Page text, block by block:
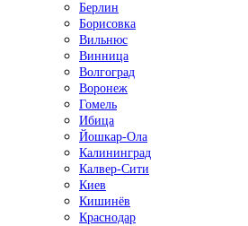
Берлин
Борисовка
Вильнюс
Винница
Волгоград
Воронеж
Гомель
Ибица
Йошкар-Ола
Калининград
Калвер-Сити
Киев
Кишинёв
Краснодар